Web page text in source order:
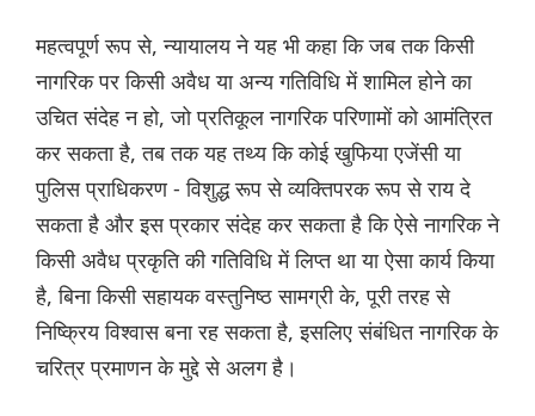
महत्वपूर्ण रूप से, न्यायालय ने यह भी कहा कि जब तक किसी
नागरिक पर किसी अवैध या अन्य गतिविधि में शामिल होने का
उचित संदेह न हो, जो प्रतिकूल नागरिक परिणामों को आमंत्रित
कर सकता है, तब तक यह तथ्य कि कोई खुफिया एजेंसी या
पुलिस प्राधिकरण - विशुद्ध रूप से व्यक्तिपरक रूप से राय दे
सकता है और इस प्रकार संदेह कर सकता है कि ऐसे नागरिक ने
किसी अवैध प्रकृति की गतिविधि में लिप्त था या ऐसा कार्य किया
है, बिना किसी सहायक वस्तुनिष्ठ सामग्री के, पूरी तरह से
निष्क्रिय विश्वास बना रह सकता है, इसलिए संबंधित नागरिक के
चरित्र प्रमाणन के मुद्दे से अलग है।